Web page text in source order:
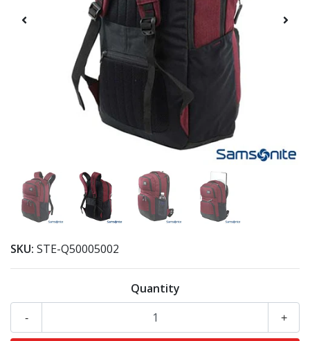
SKU: STE-Q50005002
Quantity
+
-